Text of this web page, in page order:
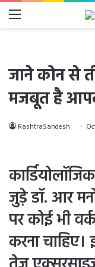
Menu
जाने कोन से
मजबूत है
RashtraSandesh
जुड़े डॉ. आर
पर कोई भी
करना